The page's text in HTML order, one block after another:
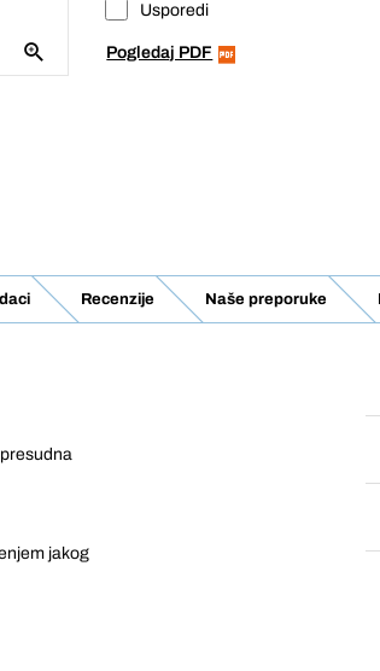
Usporedi
Pogledaj PDF
Recenzije Naše preporuke
jakog